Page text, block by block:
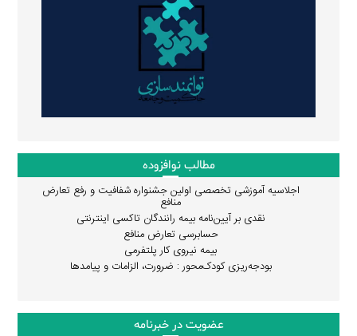
مطالب نوافزوده
اجلاسیه آموزشی تخصصی اولین جشنواره شفافیت و رفع تعارض
منافع
نقدی بر آیین‌نامه بیمه رانندگان تاکسی اینترنتی
حسابرسی تعارض منافع
بیمه نیروی کار پلتفرمی
بودجه‌ریزی کودک‌محور : ضرورت، الزامات و پیامدها
عضویت در خبرنامه